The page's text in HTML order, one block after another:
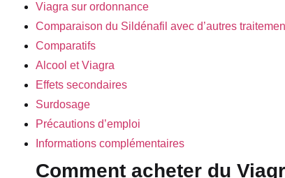
Viagra sur ordonnance
Comparaison du Sildénafil avec d’autres
Comparatifs
Alcool et Viagra
Effets secondaires
Surdosage
Précautions d’emploi
Informations complémentaires
Comment acheter du